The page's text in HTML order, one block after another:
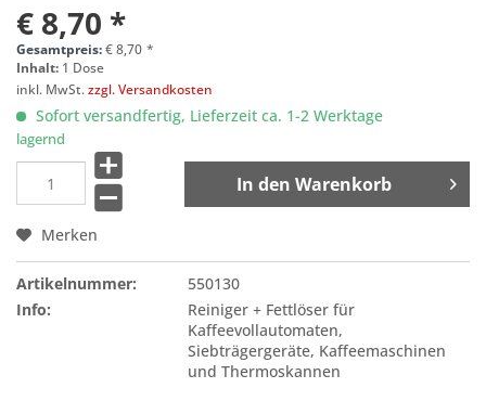
€ 8,70 *
Gesamtpreis:€8,70 *
Inhalt: 1 Dose
inkl. MwSt.zzgl. Versandkosten
Sofort versandfertig, Lieferzeit ca. 1-2 Werktage
lagernd
In den Warenkorb
Merken
Artikelnummer:
550130
Info:
Reiniger + Fettlöser für
Kaffeevollautomaten,
Siebträgergeräte, Kaffeemaschinen
und Thermoskannen